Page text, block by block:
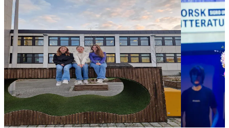
Podkast
Uprisen
2024
Podkast
Uprisen
2024
Hvordan er det å delta i
Uprisen?
Foreningen !les
26.10.2023
Artikkel
Uprisen
2023
Artikkel
Uprisen
2023
Foreningen
25.05.2023